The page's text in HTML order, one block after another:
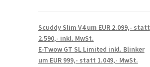
Scuddy Slim V4 um EUR 2.099,- statt
2.590,- inkl. MwSt.
E-Twow GT SL Limited inkl. Blinker
um EUR 999,- statt 1.049,- MwSt.